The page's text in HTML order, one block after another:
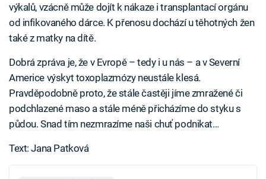
výkalů, vzácně může dojít k nákaze i transplantací orgánu
od infikovaného dárce. K přenosu dochází u těhotných žen
také z matky na dítě.
Dobrá zpráva je, že v Evropě – tedy i u nás – a v Severní
Americe výskyt toxoplazmózy neustále klesá.
Pravděpodobně proto, že stále častěji jíme zmražené či
podchlazené maso a stále méně přicházíme do styku s
půdou. Snad tím nezmrazíme naši chuť podnikat…
Text: Jana Patková